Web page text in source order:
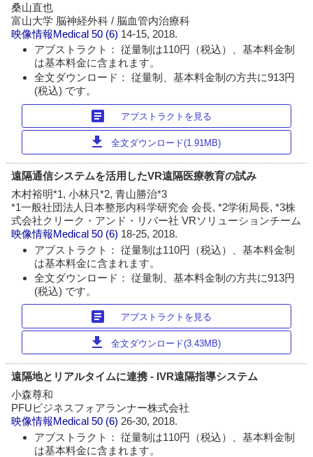
桑山直也
富山大学 脳神経外科 / 脳血管内治療科
映像情報Medical 50 (6) 14-15, 2018.
アブストラクト： 従量制は110円（税込）、基本料金制
は基本料金に含まれます。
全文ダウンロード： 従量制、基本料金制の方共に913円
(税込) です。
article アブストラクトを見る
download 全文ダウンロード(1.91MB)
遠隔通信システムを活用したVR遠隔医療教育の試み
木村裕明*1, 小林只*2, 青山勝治*3
*1一般社団法人日本整形内科学研究会 会長, *2学術局長, *3株
式会社クリーク・アンド・リバー社 VRソリューションチーム
映像情報Medical 50 (6) 18-25, 2018.
アブストラクト： 従量制は110円（税込）、基本料金制
は基本料金に含まれます。
全文ダウンロード： 従量制、基本料金制の方共に913円
(税込) です。
article アブストラクトを見る
download 全文ダウンロード(3.43MB)
遠隔地とリアルタイムに連携 - IVR遠隔指導システム
小森尊和
PFUビジネスフォアランナー株式会社
映像情報Medical 50 (6) 26-30, 2018.
アブストラクト： 従量制は110円（税込）、基本料金制
は基本料金に含まれます。